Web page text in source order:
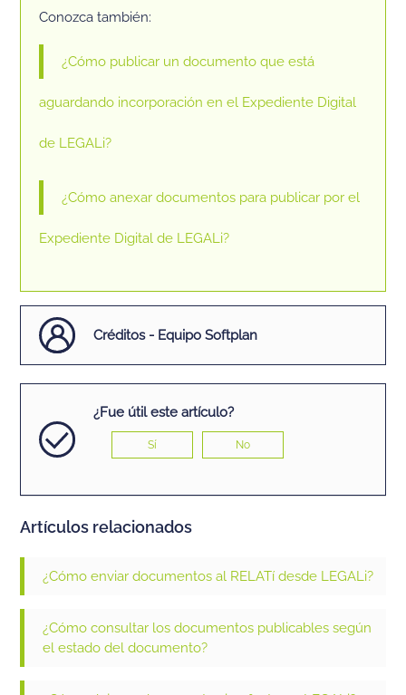
Conozca también:
¿Cómo publicar un documento que está
aguardando incorporación en el Expediente Digital
de LEGALi?
¿Cómo anexar documentos para publicar por el
Expediente Digital de LEGALi?
Créditos - Equipo Softplan
¿Fue útil este artículo?
Sí No
Artículos relacionados
¿Cómo enviar documentos al RELATí desde LEGALi?
¿Cómo consultar los documentos publicables según
el estado del documento?